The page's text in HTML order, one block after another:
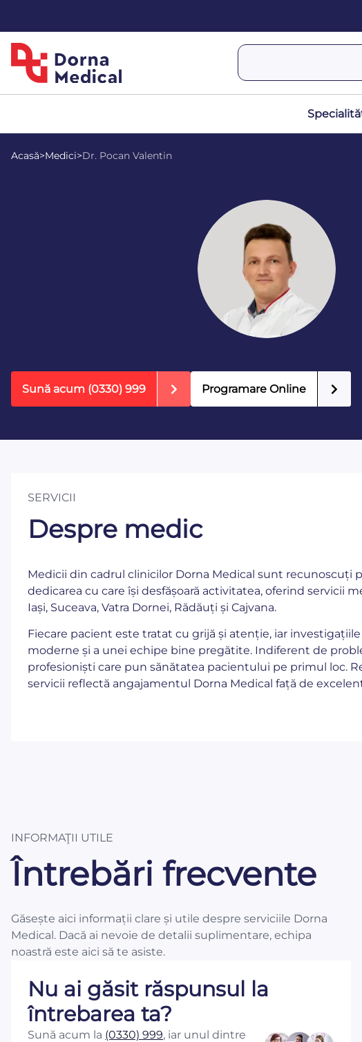
Acasă>Medici>Dr. Pocan Valentin
Sună acum (0330) 999 Programare Online
SERVICII
Despre medic
Medicii din cadrul clinicilor Dorna Medical sunt recunoscuți
dedicarea cu care își desfășoară activitatea, oferind servicii
Iași, Suceava, Vatra Dornei, Rădăuți și Cajvana.
Fiecare pacient este tratat cu grijă și atenție, iar
moderne și a unei echipe bine pregătite. Indiferent de
profesioniști care pun sănătatea pacientului pe primul loc.
servicii reflectă angajamentul Dorna Medical față de
INFORMAŢII UTILE
Întrebări frecvente
Găsește aici informații clare și utile despre serviciile Dorna
Medical. Dacă ai nevoie de detalii suplimentare, echipa
noastră este aici să te asiste.
Nu ai găsit răspunsul la
întrebarea ta?
Sună acum la (0330) 999, iar unul dintre